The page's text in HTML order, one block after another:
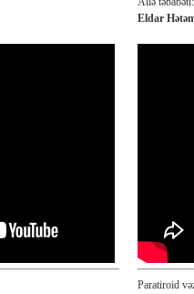
Eldar
Paratiroid